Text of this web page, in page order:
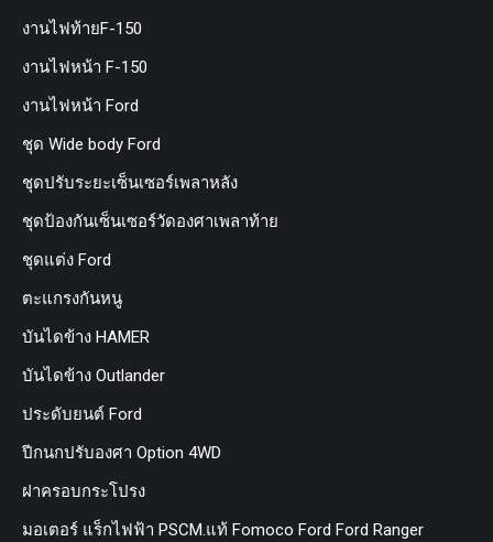
งานไฟท้ายF-150
งานไฟหน้า F-150
งานไฟหน้า Ford
ชุด Wide body Ford
ชุดปรับระยะเซ็นเซอร์เพลาหลัง
ชุดป้องกันเซ็นเซอร์วัดองศาเพลาท้าย
ชุดแต่ง Ford
ตะแกรงกันหนู
บันไดข้าง HAMER
บันไดข้าง Outlander
ประดับยนต์ Ford
ปีกนกปรับองศา Option 4WD
ฝาครอบกระโปรง
มอเตอร์ แร็กไฟฟ้า PSCM.แท้ Fomoco Ford Ford Ranger